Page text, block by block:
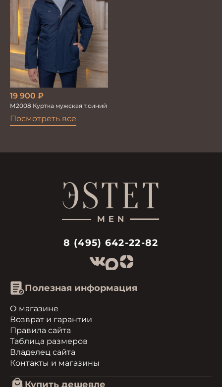
Посмотреть все
19 900 ₽
М2008 Куртка мужская т.синий
8 (495) 642-22-82
Полезная информация
О магазине
Возврат и гарантии
Правила сайта
Таблица размеров
Владелец сайта
Контакты и магазины
Купить дешевле